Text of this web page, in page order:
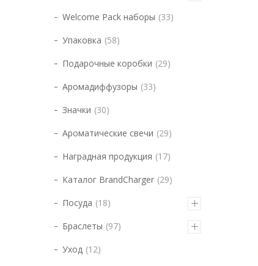
Welcome Pack наборы 33
Упаковка 58
Подарочные коробки 29
Аромадиффузоры 33
Значки 30
Ароматические свечи 29
Наградная продукция 17
Каталог BrandCharger 29
Посуда 18
Браслеты 97
Уход 12